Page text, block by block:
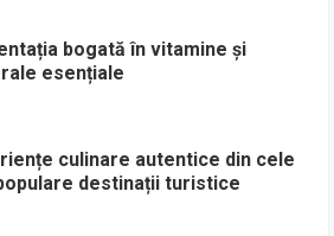
bogată în vitamine și
esențiale
culinare autentice din cele
destinații turistice